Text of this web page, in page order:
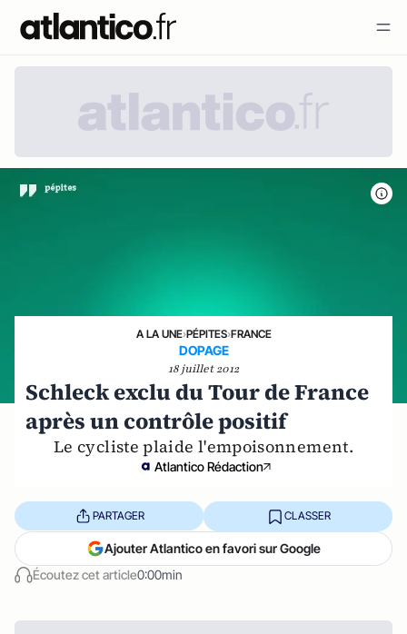
A LA UNE›PÉPITES›FRANCE
DOPAGE
18 juillet 2012
Schleck exclu du Tour de France
après un contrôle positif
Le cycliste plaide l'empoisonnement.
Atlantico Rédaction
Écoutez cet article0:00min
PARTAGER CLASSER
Ajouter Atlantico en favori sur Google